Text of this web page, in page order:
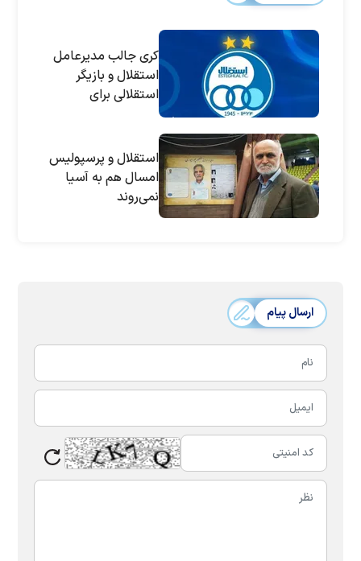
کری جالب مدیرعامل
استقلال و بازیگر
استقلالی برای
استقلال و پرسپولیس
امسال هم به آسیا
نمی‌روند
ارسال پیام